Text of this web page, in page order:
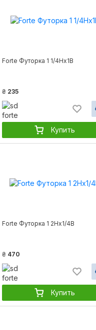
Forte Футорка 1 1/4Нх1В
₴ 235
Купить
Forte Футорка 1 2Нх1/4В
₴ 470
Купить